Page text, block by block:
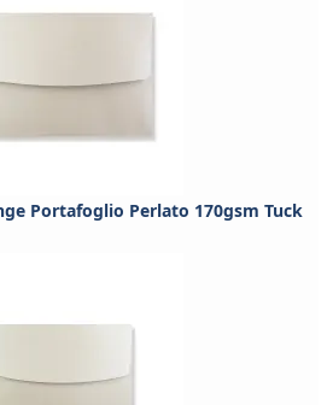
Portafoglio Perlato 170gsm Tuck